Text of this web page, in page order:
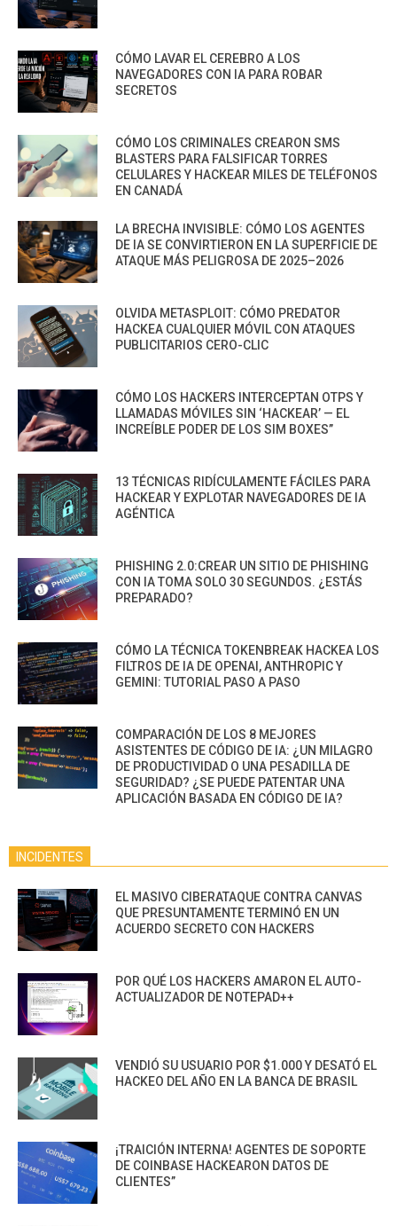
CÓMO LAVAR EL CEREBRO A LOS
NAVEGADORES CON IA PARA ROBAR
SECRETOS
CÓMO LOS CRIMINALES CREARON SMS
BLASTERS PARA FALSIFICAR TORRES
CELULARES Y HACKEAR MILES DE TELÉFONOS
EN CANADÁ
LA BRECHA INVISIBLE: CÓMO LOS AGENTES
DE IA SE CONVIRTIERON EN LA SUPERFICIE DE
ATAQUE MÁS PELIGROSA DE 2025–2026
OLVIDA METASPLOIT: CÓMO PREDATOR
HACKEA CUALQUIER MÓVIL CON ATAQUES
PUBLICITARIOS CERO-CLIC
CÓMO LOS HACKERS INTERCEPTAN OTPS Y
LLAMADAS MÓVILES SIN ‘HACKEAR’ — EL
INCREÍBLE PODER DE LOS SIM BOXES”
13 TÉCNICAS RIDÍCULAMENTE FÁCILES PARA
HACKEAR Y EXPLOTAR NAVEGADORES DE IA
AGÉNTICA
PHISHING 2.0:CREAR UN SITIO DE PHISHING
CON IA TOMA SOLO 30 SEGUNDOS. ¿ESTÁS
PREPARADO?
CÓMO LA TÉCNICA TOKENBREAK HACKEA LOS
FILTROS DE IA DE OPENAI, ANTHROPIC Y
GEMINI: TUTORIAL PASO A PASO
COMPARACIÓN DE LOS 8 MEJORES
ASISTENTES DE CÓDIGO DE IA: ¿UN MILAGRO
DE PRODUCTIVIDAD O UNA PESADILLA DE
SEGURIDAD? ¿SE PUEDE PATENTAR UNA
APLICACIÓN BASADA EN CÓDIGO DE IA?
INCIDENTES
EL MASIVO CIBERATAQUE CONTRA CANVAS
QUE PRESUNTAMENTE TERMINÓ EN UN
ACUERDO SECRETO CON HACKERS
POR QUÉ LOS HACKERS AMARON EL AUTO-
ACTUALIZADOR DE NOTEPAD++
VENDIÓ SU USUARIO POR $1.000 Y DESATÓ EL
HACKEO DEL AÑO EN LA BANCA DE BRASIL
¡TRAICIÓN INTERNA! AGENTES DE SOPORTE
DE COINBASE HACKEARON DATOS DE
CLIENTES”